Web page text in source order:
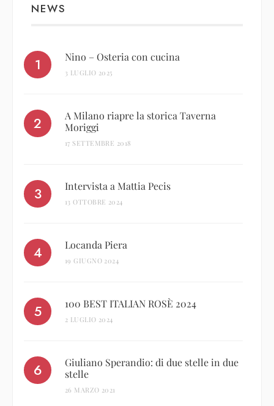
NEWS
Nino – Osteria con cucina
3 LUGLIO 2025
A Milano riapre la storica Taverna
Moriggi
17 SETTEMBRE 2018
Intervista a Mattia Pecis
13 OTTOBRE 2024
Locanda Piera
19 GIUGNO 2024
100 BEST ITALIAN ROSÈ 2024
2 LUGLIO 2024
Giuliano Sperandio: di due stelle in due
stelle
26 MARZO 2021